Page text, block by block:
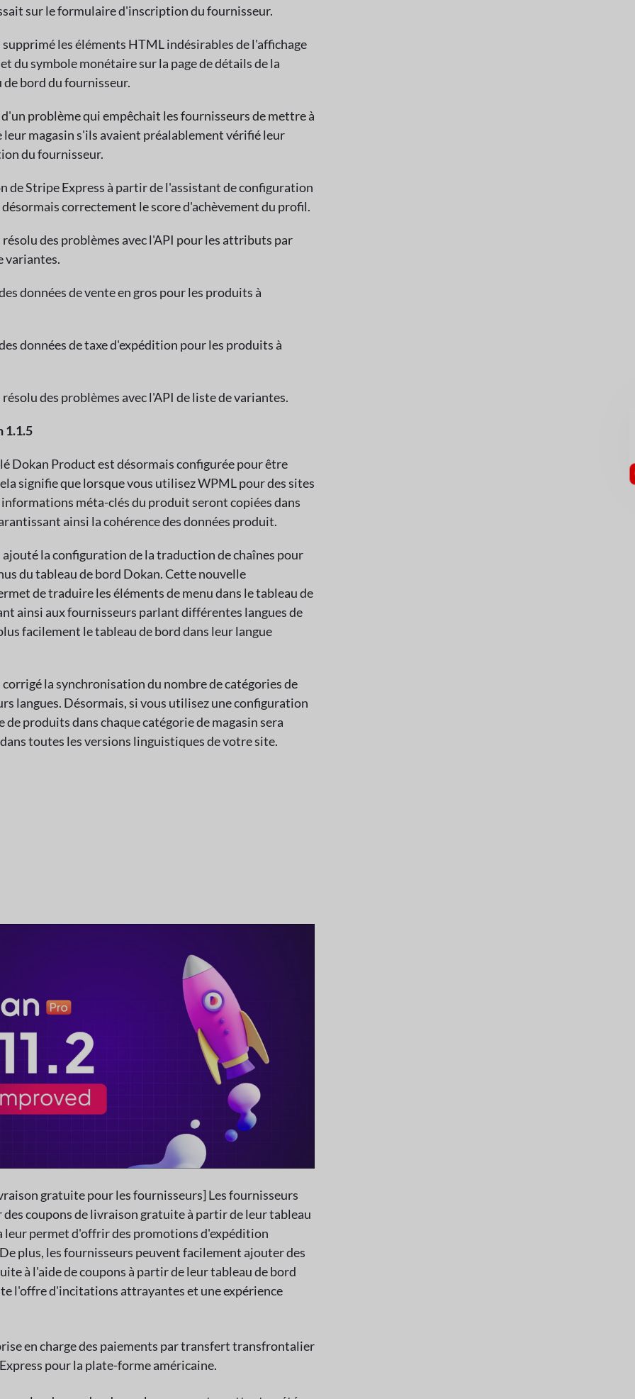
sur le formulaire d'inscription du fournisseur.
les éléments HTML indésirables de l'affichage
du symbole monétaire sur la page de détails de la
bord du fournisseur.
problème qui empêchait les fournisseurs de mettre à
magasin s'ils avaient préalablement vérifié leur
du fournisseur.
de Stripe Express à partir de l'assistant de configuration
correctement le score d'achèvement du profil.
des problèmes avec l'API pour les attributs par
variantes.
données de vente en gros pour les produits à
données de taxe d'expédition pour les produits à
des problèmes avec l'API de liste de variantes.
1.1.5
Dokan Product est désormais configurée pour être
signifie que lorsque vous utilisez WPML pour des sites
méta-clés du produit seront copiées dans
ainsi la cohérence des données produit.
ajouté la configuration de la traduction de chaînes pour
du tableau de bord Dokan. Cette nouvelle
de traduire les éléments de menu dans le tableau de
ainsi aux fournisseurs parlant différentes langues de
facilement le tableau de bord dans leur langue
la synchronisation du nombre de catégories de
langues. Désormais, si vous utilisez une configuration
produits dans chaque catégorie de magasin sera
toutes les versions linguistiques de votre site.
gratuite pour les fournisseurs] Les fournisseurs
coupons de livraison gratuite à partir de leur tableau
leur permet d'offrir des promotions d'expédition
plus, les fournisseurs peuvent facilement ajouter des
à l'aide de coupons à partir de leur tableau de bord
l'offre d'incitations attrayantes et une expérience
en charge des paiements par transfert transfrontalier
pour la plate-forme américaine.